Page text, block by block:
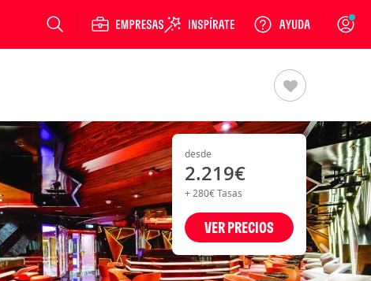
Login
desde
2.219€
+ 280€ Tasas
VER PRECIOS